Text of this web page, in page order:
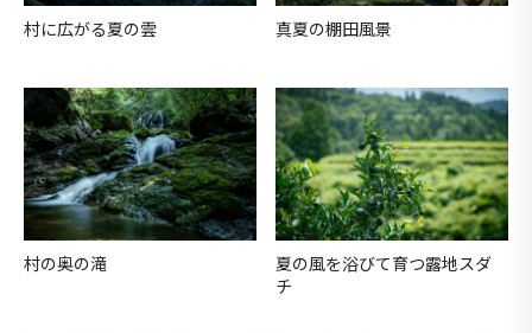
村に広がる夏の雲 真夏の棚田風景
村の奥の滝
夏の風を浴びて育つ露地スダ
チ